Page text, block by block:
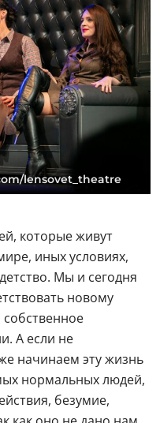
lensovet_theatre
которые живут
иных условиях,
Мы и сегодня
новому
А если не
начинаем эту жизнь
нормальных людей,
безумие,